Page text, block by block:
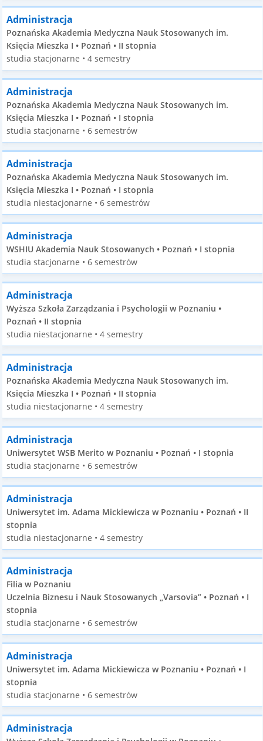
Administracja
Poznańska Akademia Medyczna Nauk Stosowanych im.
Księcia Mieszka I • Poznań • II stopnia
studia stacjonarne • 4 semestry
Administracja
Poznańska Akademia Medyczna Nauk Stosowanych im.
Księcia Mieszka I • Poznań • I stopnia
studia stacjonarne • 6 semestrów
Administracja
Poznańska Akademia Medyczna Nauk Stosowanych im.
Księcia Mieszka I • Poznań • I stopnia
studia niestacjonarne • 6 semestrów
Administracja
WSHIU Akademia Nauk Stosowanych • Poznań • I stopnia
studia stacjonarne • 6 semestrów
Administracja
Wyższa Szkoła Zarządzania i Psychologii w Poznaniu •
Poznań • II stopnia
studia niestacjonarne • 4 semestry
Administracja
Poznańska Akademia Medyczna Nauk Stosowanych im.
Księcia Mieszka I • Poznań • II stopnia
studia niestacjonarne • 4 semestry
Administracja
Uniwersytet WSB Merito w Poznaniu • Poznań • I stopnia
studia stacjonarne • 6 semestrów
Administracja
Uniwersytet im. Adama Mickiewicza w Poznaniu • Poznań • II
stopnia
studia niestacjonarne • 4 semestry
Administracja
Filia w Poznaniu
Uczelnia Biznesu i Nauk Stosowanych „Varsovia” • Poznań • I
stopnia
studia stacjonarne • 6 semestrów
Administracja
Uniwersytet im. Adama Mickiewicza w Poznaniu • Poznań • I
stopnia
studia stacjonarne • 6 semestrów
Administracja